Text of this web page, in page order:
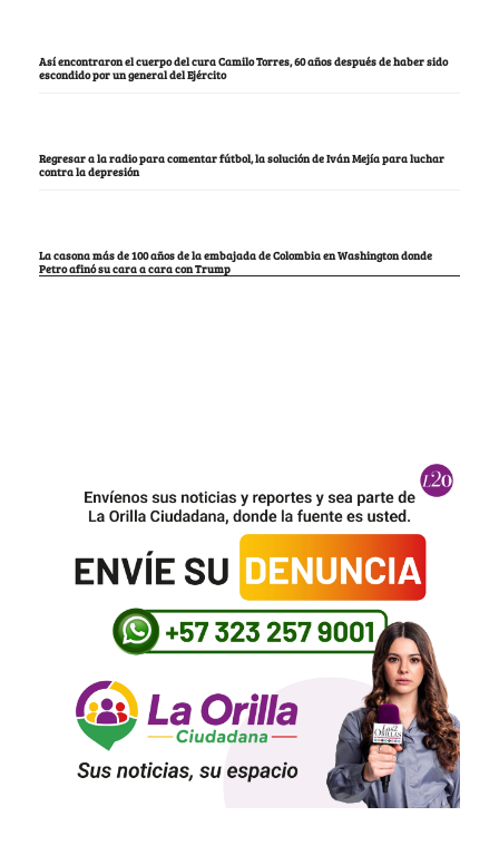
Así encontraron el cuerpo del cura Camilo Torres, 60 años después de haber sido
escondido por un general del Ejército
Regresar a la radio para comentar fútbol, la solución de Iván Mejía para luchar
contra la depresión
La casona más de 100 años de la embajada de Colombia en Washington donde
Petro afinó su cara a cara con Trump